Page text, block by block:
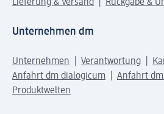
Lieferung & Versand
Rückgabe &
Unternehmen dm
Unternehmen Verantwortung
Anfahrt dm dialogicum
Anfahrt
Produktwelten